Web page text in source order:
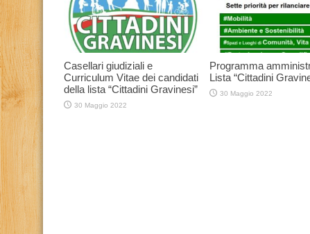
Casellari giudiziali e
Curriculum Vitae dei candidati
della lista “Cittadini Gravinesi”
30 Maggio 2022
Programma
Lista “Cittadini
30 Maggio 2022